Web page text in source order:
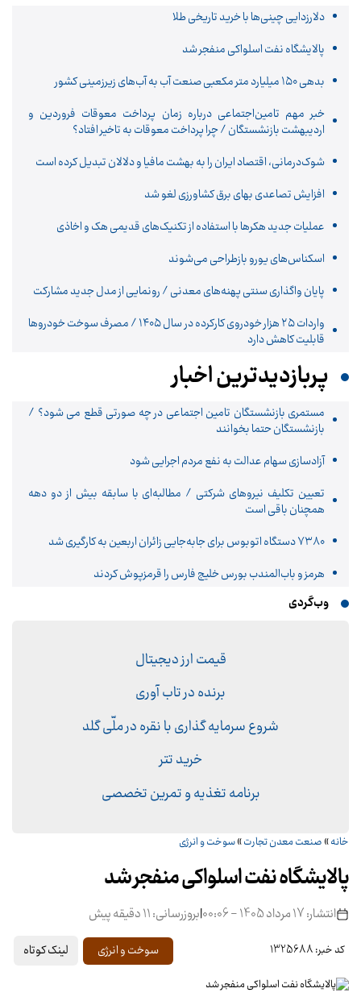
دلارزدایی چینی‌ها با خرید تاریخی طلا
پالایشگاه نفت اسلواکی منفجر شد
بدهی ۱۵۰ میلیارد متر مکعبی صنعت آب به آب‌های زیرزمینی کشور
خبر مهم تامین‌اجتماعی درباره زمان پرداخت معوقات فروردین و
اردیبهشت بازنشستگان / چرا پرداخت معوقات به تاخیر افتاد؟
شوک‌درمانی، اقتصاد ایران را به بهشت مافیا و دلالان تبدیل کرده است
افزایش تصاعدی بهای برق کشاورزی لغو شد
عملیات جدید هکرها با استفاده از تکنیک‌های قدیمی هک و اخاذی
اسکناس‌های یورو بازطراحی می‌شوند
پایان واگذاری‌ سنتی پهنه‌های معدنی / رونمایی از مدل جدید مشارکت
واردات ۲۵ هزار خودروی کارکرده در سال ۱۴۰۵ / مصرف سوخت خودرو‌ها
قابلیت کاهش دارد
پربازدیدترین اخبار
مستمری بازنشستگان تامین اجتماعی در چه صورتی قطع می شود؟ /
بازنشستگان حتما بخوانند
آزادسازی سهام عدالت به نفع مردم اجرایی شود
تعیین تکلیف نیروهای شرکتی / مطالبه‌ای با سابقه بیش از دو دهه
همچنان باقی است
۷۳۸۰ دستگاه اتوبوس برای جابه‌جایی زائران اربعین به‌ کارگیری شد
هرمز و باب‌المندب بورس خلیج فارس را قرمزپوش کردند
وب‌گردی
قیمت ارز دیجیتال
برنده در تاب آوری
شروع سرمایه گذاری با نقره در ملّی گلد
خرید تتر
برنامه تغذیه و تمرین تخصصی